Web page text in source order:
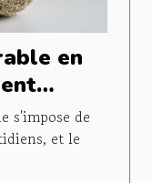
en
s'impose de
et le